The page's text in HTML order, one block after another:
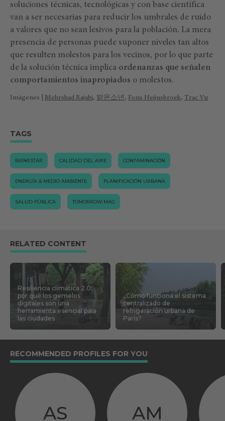
soluciones técnicas, tecnológicas y con base científica
van a ser necesarias para reducir los umbrales de ruido
a valores que no sean lesivos para la población. La mera
presencia de personas puede suponer niveles tan altos
que resulten molestos para los vecinos, por lo que parte
de la solución técnica implica ordenanzas que señalen
comportamientos inapropiados o molestos.
Imágenes | Mehrshad Rajabi, 밝은소년 , Fons Heijnsbroek, Trac Vu
TAGS
BIENESTAR CALIDAD DEL AIRE CONTAMINACIÓN
ENERGÍA & MEDIO AMBIENTE PLANIFICACIÓN URBANA
SALUD PÚBLICA TOMORROW.MAG
RELATED CONTENT
Resiliencia climática 2.0:
por qué los gemelos
digitales son una
herramienta esencial para
las ciudades
¿Cómo funciona el sistema
centralizado de
refrigeración urbana de
París?
RECOMMENDED PROFILES FOR YOU
AS AM